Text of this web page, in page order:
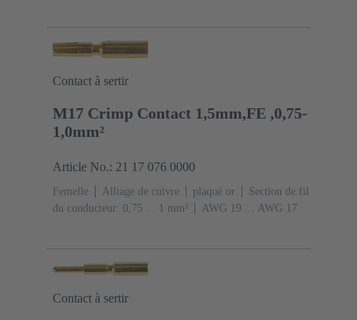
Contact à sertir
M17 Crimp Contact 1,5mm,FE ,0,75-
1,0mm²
Article No.: 21 17 076 0000
Femelle Alliage de cuivre plaqué or
Section de fil
du conducteur: 0,75 ... 1 mm²
AWG 19 ... AWG 17
Contact à sertir